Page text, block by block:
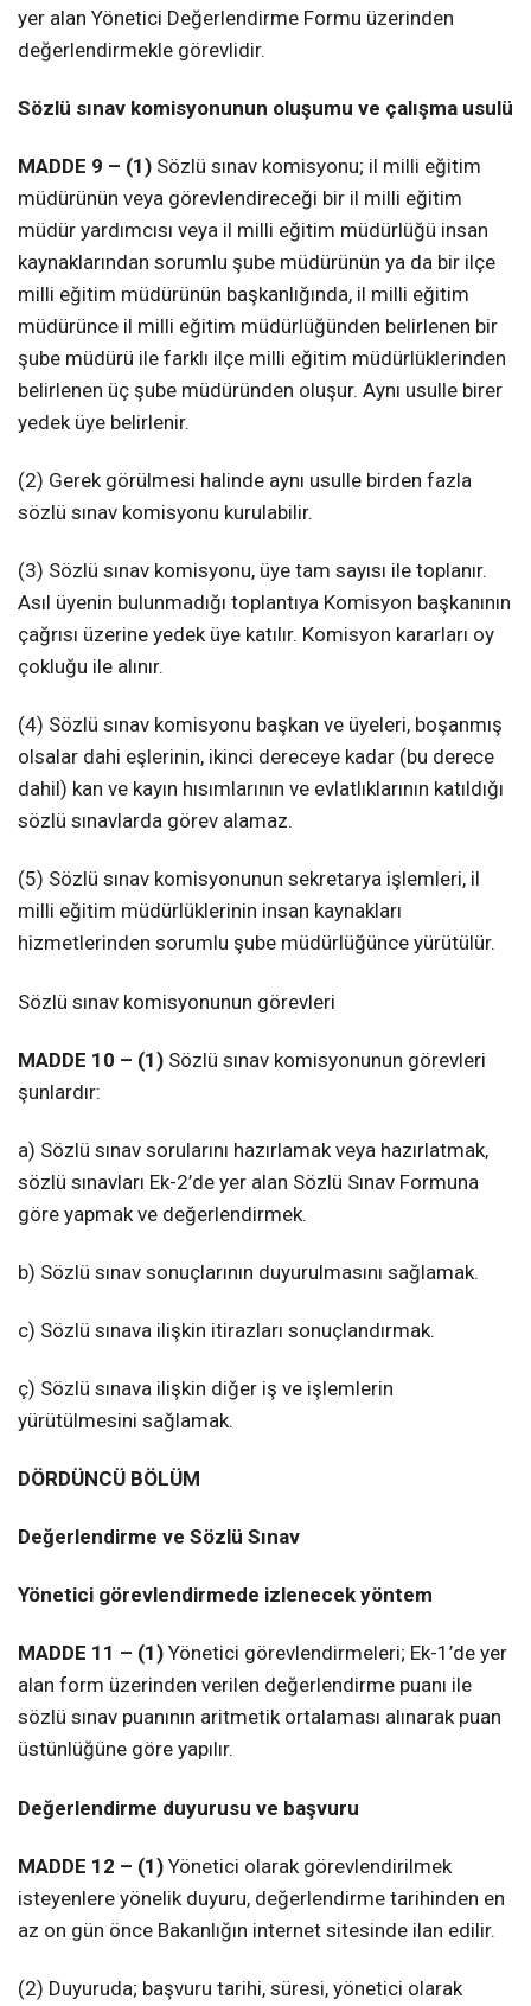
yer alan Yönetici Değerlendirme Formu üzerinden
değerlendirmekle görevlidir.
Sözlü sınav komisyonunun oluşumu ve çalışma usulü
MADDE 9 – (1) Sözlü sınav komisyonu; il milli eğitim
müdürünün veya görevlendireceği bir il milli eğitim
müdür yardımcısı veya il milli eğitim müdürlüğü insan
kaynaklarından sorumlu şube müdürünün ya da bir ilçe
milli eğitim müdürünün başkanlığında, il milli eğitim
müdürünce il milli eğitim müdürlüğünden belirlenen bir
şube müdürü ile farklı ilçe milli eğitim müdürlüklerinden
belirlenen üç şube müdüründen oluşur. Aynı usulle birer
yedek üye belirlenir.
(2) Gerek görülmesi halinde aynı usulle birden fazla
sözlü sınav komisyonu kurulabilir.
(3) Sözlü sınav komisyonu, üye tam sayısı ile toplanır.
Asıl üyenin bulunmadığı toplantıya Komisyon başkanının
çağrısı üzerine yedek üye katılır. Komisyon kararları oy
çokluğu ile alınır.
(4) Sözlü sınav komisyonu başkan ve üyeleri, boşanmış
olsalar dahi eşlerinin, ikinci dereceye kadar (bu derece
dahil) kan ve kayın hısımlarının ve evlatlıklarının katıldığı
sözlü sınavlarda görev alamaz.
(5) Sözlü sınav komisyonunun sekretarya işlemleri, il
milli eğitim müdürlüklerinin insan kaynakları
hizmetlerinden sorumlu şube müdürlüğünce yürütülür.
Sözlü sınav komisyonunun görevleri
MADDE 10 – (1) Sözlü sınav komisyonunun görevleri
şunlardır:
a) Sözlü sınav sorularını hazırlamak veya hazırlatmak,
sözlü sınavları Ek-2’de yer alan Sözlü Sınav Formuna
göre yapmak ve değerlendirmek.
b) Sözlü sınav sonuçlarının duyurulmasını sağlamak.
c) Sözlü sınava ilişkin itirazları sonuçlandırmak.
ç) Sözlü sınava ilişkin diğer iş ve işlemlerin
yürütülmesini sağlamak.
DÖRDÜNCÜ BÖLÜM
Değerlendirme ve Sözlü Sınav
Yönetici görevlendirmede izlenecek yöntem
MADDE 11 – (1) Yönetici görevlendirmeleri; Ek-1’de yer
alan form üzerinden verilen değerlendirme puanı ile
sözlü sınav puanının aritmetik ortalaması alınarak puan
üstünlüğüne göre yapılır.
Değerlendirme duyurusu ve başvuru
MADDE 12 – (1) Yönetici olarak görevlendirilmek
isteyenlere yönelik duyuru, değerlendirme tarihinden en
az on gün önce Bakanlığın internet sitesinde ilan edilir.
(2) Duyuruda; başvuru tarihi, süresi, yönetici olarak